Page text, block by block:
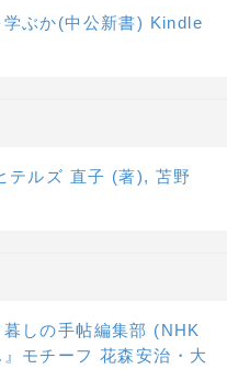
ぶか(中公新書) Kindle
テルズ 直子 (著), 苫野
しの手帖編集部 (NHK
モチーフ 花森安治・大